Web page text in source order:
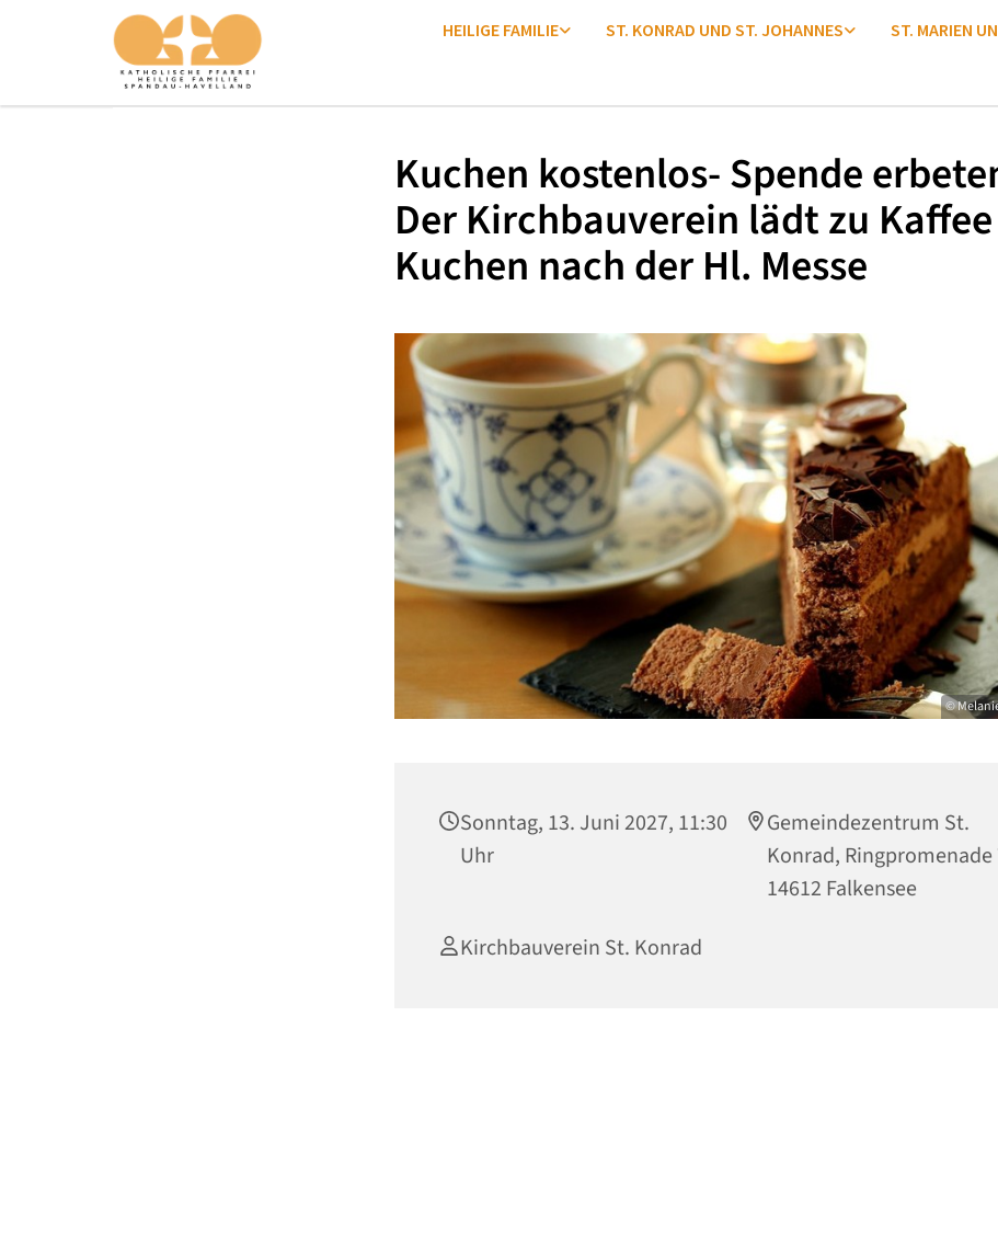
HEILIGE FAMILIE ST. KONRAD UND ST. JOHANNES ST. MARIEN
Kuchen kostenlos- Spende
Der Kirchbauverein lädt zu
Kuchen nach der Hl. Messe
©
Sonntag, 13. Juni 2027, 11:30
Uhr
Gemeindezentrum St.
Konrad, Ringpromenade
14612 Falkensee
Kirchbauverein St. Konrad